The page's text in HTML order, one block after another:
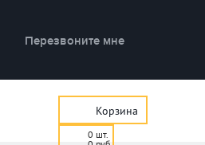
Перезвоните мне
Корзина
0 шт.